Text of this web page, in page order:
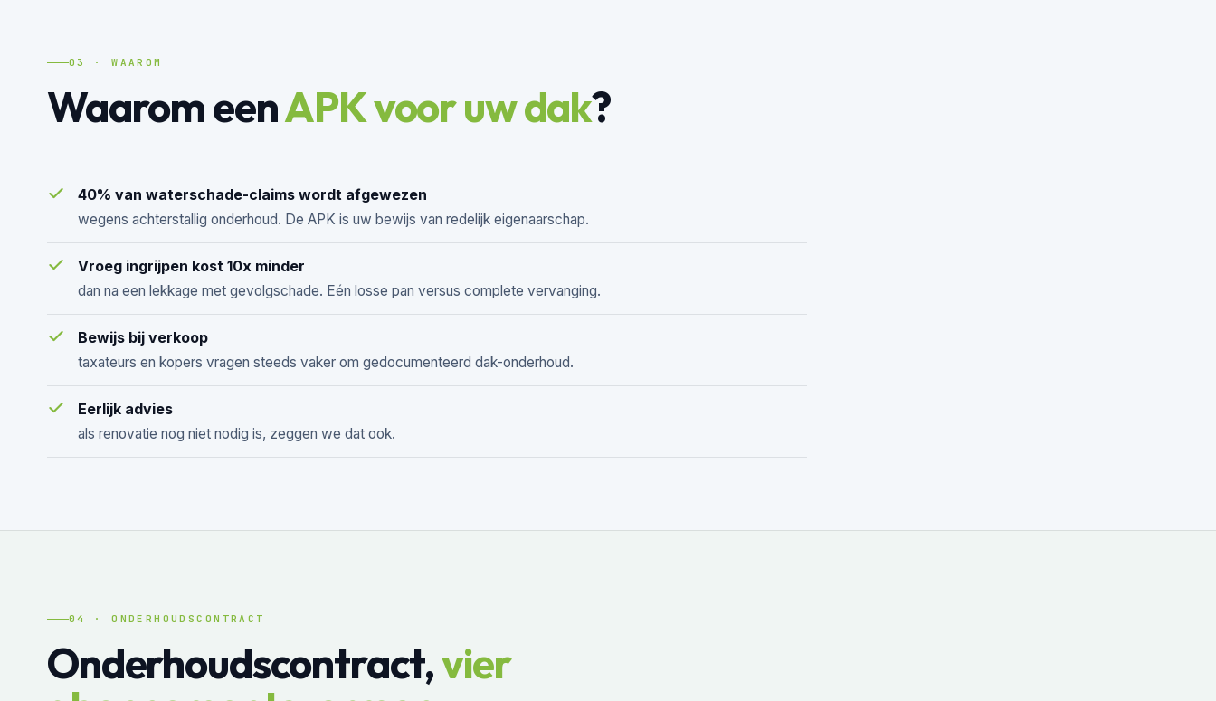
03 · WAAROM
Waarom eenAPK voor uw dak?
40% van waterschade-claims wordt afgewezen
wegens achterstallig onderhoud. De APK is uw bewijs van redelijk eigenaarschap.
Vroeg ingrijpen kost 10x minder
dan na een lekkage met gevolgschade. Eén losse pan versus complete vervanging.
Bewijs bij verkoop
taxateurs en kopers vragen steeds vaker om gedocumenteerd dak-onderhoud.
Eerlijk advies
als renovatie nog niet nodig is, zeggen we dat ook.
04 · ONDERHOUDSCONTRACT
Onderhoudscontract,vier